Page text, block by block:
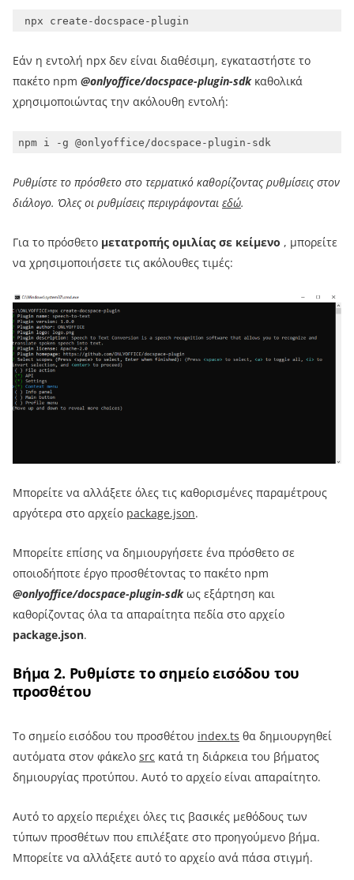
Εάν η εντολή npx δεν είναι διαθέσιμη, εγκαταστήστε το
πακέτο npm @onlyoffice/docspace-plugin-sdkκαθολικά
χρησιμοποιώντας την ακόλουθη εντολή:
Ρυθμίστε το πρόσθετο στο τερματικό καθορίζοντας ρυθμίσεις στον
διάλογο. Όλες οι ρυθμίσεις περιγράφονται εδώ.
Για το πρόσθετο μετατροπής ομιλίας σε κείμενο , μπορείτε
να χρησιμοποιήσετε τις ακόλουθες τιμές:
Μπορείτε να αλλάξετε όλες τις καθορισμένες παραμέτρους
αργότερα στο αρχείο package.json.
Μπορείτε επίσης να δημιουργήσετε ένα πρόσθετο σε
οποιοδήποτε έργο προσθέτοντας το πακέτο npm
@onlyoffice/docspace-plugin-sdkως εξάρτηση και
καθορίζοντας όλα τα απαραίτητα πεδία στο αρχείο
package.json.
Βήμα 2. Ρυθμίστε το σημείο εισόδου του
προσθέτου
Το σημείο εισόδου του προσθέτου index.ts θα δημιουργηθεί
αυτόματα στον φάκελο src κατά τη διάρκεια του βήματος
δημιουργίας προτύπου. Αυτό το αρχείο είναι απαραίτητο.
Αυτό το αρχείο περιέχει όλες τις βασικές μεθόδους των
τύπων προσθέτων που επιλέξατε στο προηγούμενο βήμα.
Μπορείτε να αλλάξετε αυτό το αρχείο ανά πάσα στιγμή.